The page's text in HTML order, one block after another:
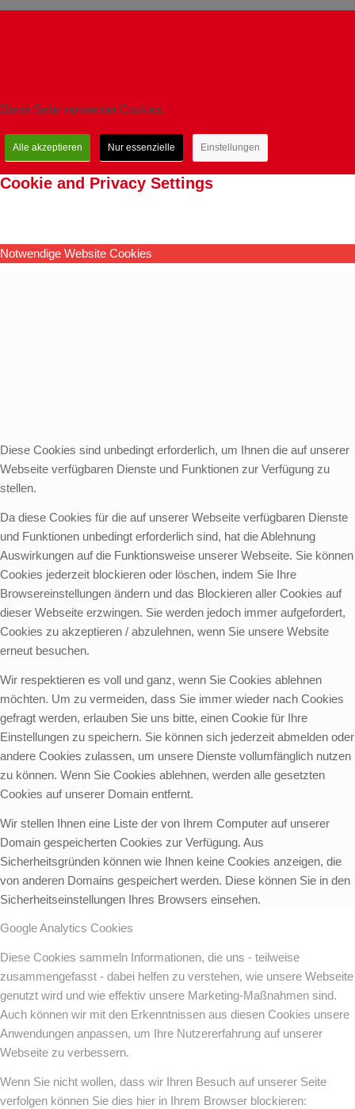
Diese Seite verwendet Cookies.
Alle akzeptieren Nur essenzielle Einstellungen
Cookie and Privacy Settings
Notwendige Website Cookies
Diese Cookies sind unbedingt erforderlich, um Ihnen die auf unserer
Webseite verfügbaren Dienste und Funktionen zur Verfügung zu
stellen.
Da diese Cookies für die auf unserer Webseite verfügbaren Dienste
und Funktionen unbedingt erforderlich sind, hat die Ablehnung
Auswirkungen auf die Funktionsweise unserer Webseite. Sie können
Cookies jederzeit blockieren oder löschen, indem Sie Ihre
Browsereinstellungen ändern und das Blockieren aller Cookies auf
dieser Webseite erzwingen. Sie werden jedoch immer aufgefordert,
Cookies zu akzeptieren / abzulehnen, wenn Sie unsere Website
erneut besuchen.
Wir respektieren es voll und ganz, wenn Sie Cookies ablehnen
möchten. Um zu vermeiden, dass Sie immer wieder nach Cookies
gefragt werden, erlauben Sie uns bitte, einen Cookie für Ihre
Einstellungen zu speichern. Sie können sich jederzeit abmelden oder
andere Cookies zulassen, um unsere Dienste vollumfänglich nutzen
zu können. Wenn Sie Cookies ablehnen, werden alle gesetzten
Cookies auf unserer Domain entfernt.
Wir stellen Ihnen eine Liste der von Ihrem Computer auf unserer
Domain gespeicherten Cookies zur Verfügung. Aus
Sicherheitsgründen können wie Ihnen keine Cookies anzeigen, die
von anderen Domains gespeichert werden. Diese können Sie in den
Sicherheitseinstellungen Ihres Browsers einsehen.
Google Analytics Cookies
Diese Cookies sammeln Informationen, die uns - teilweise
zusammengefasst - dabei helfen zu verstehen, wie unsere Webseite
genutzt wird und wie effektiv unsere Marketing-Maßnahmen sind.
Auch können wir mit den Erkenntnissen aus diesen Cookies unsere
Anwendungen anpassen, um Ihre Nutzererfahrung auf unserer
Webseite zu verbessern.
Wenn Sie nicht wollen, dass wir Ihren Besuch auf unserer Seite
verfolgen können Sie dies hier in Ihrem Browser blockieren: